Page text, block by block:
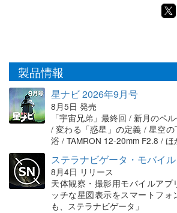
製品情報
星ナビ 2026年9月号
8月5日 発売
「宇宙兄弟」最終回 / 新月のペ
/ 変わる「惑星」の定義 / 星空
浴 / TAMRON 12-20mm F2.8 / ほ
ステラナビゲータ・モバイル
8月4日 リリース
天体観察・撮影用モバイルアプ
ッチな星図表示をスマートフ
も、ステラナビゲータ」